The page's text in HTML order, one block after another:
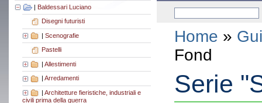
| Baldessari Luciano
Disegni futuristi
| Scenografie
Pastelli
| Allestimenti
Arredamenti
| Architetture fieristiche, industriali e
civili prima della guerra
Home »
Fond
Serie